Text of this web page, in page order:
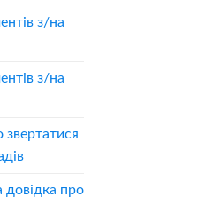
з/на
з/на
звертатися
довідка про